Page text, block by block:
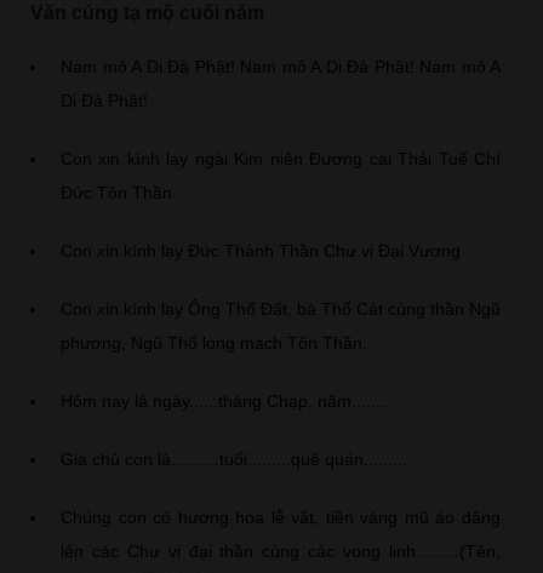
Nam mô A Di Đà Phật! Nam mô A Di Đà Phật! Nam mô A
Di Đà Phật!
Con xin kính lạy ngài Kim niên Đương cai Thái Tuế Chí
Đức Tôn Thần.
Con xin kính lạy Đức Thánh Thần Chư vị Đại Vương
Con xin kính lạy Ông Thổ Đất, bà Thổ Cát cùng thần Ngũ
phương, Ngũ Thổ long mạch Tôn Thần.
Hôm nay là ngày......tháng Chạp, năm.......
Gia chủ con là..........tuổi.........quê quán.........
Chúng con có hương hoa lễ vật, tiền vàng mũ áo dâng
lên các Chư vị đại thần cùng các vong linh.........(Tên,